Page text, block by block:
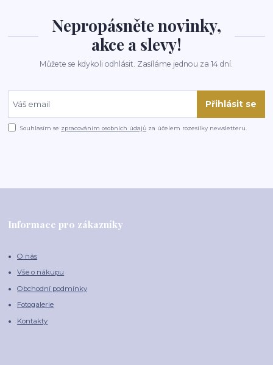
Nepropásněte novinky,
akce a slevy!
Můžete se kdykoli odhlásit. Zasíláme jednou za 14 dní.
Přihlásit se
Souhlasím se zpracováním osobních údajů za účelem rozesílky newsletteru.
Informace pro zákazníky
O nás
Vše o nákupu
Obchodní podmínky
Fotogalerie
Kontakty